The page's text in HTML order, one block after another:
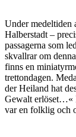
Under medeltiden
Halberstadt –
passagerna som
skvallrar om
finns en
trettondagen.
der Heiland hat
Gewalt erlöset…«
var en folklig och